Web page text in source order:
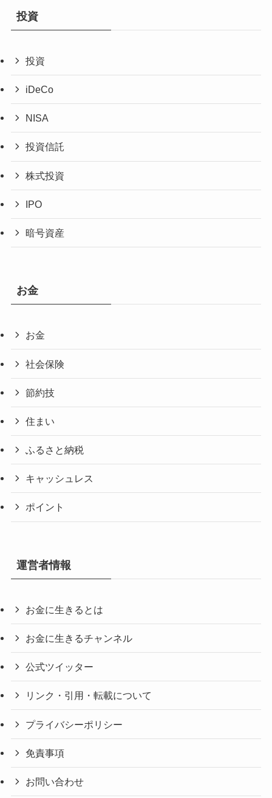
投資
投資
iDeCo
NISA
投資信託
株式投資
IPO
暗号資産
お金
お金
社会保険
節約技
住まい
ふるさと納税
キャッシュレス
ポイント
運営者情報
お金に生きるとは
お金に生きるチャンネル
公式ツイッター
リンク・引用・転載について
プライバシーポリシー
免責事項
お問い合わせ